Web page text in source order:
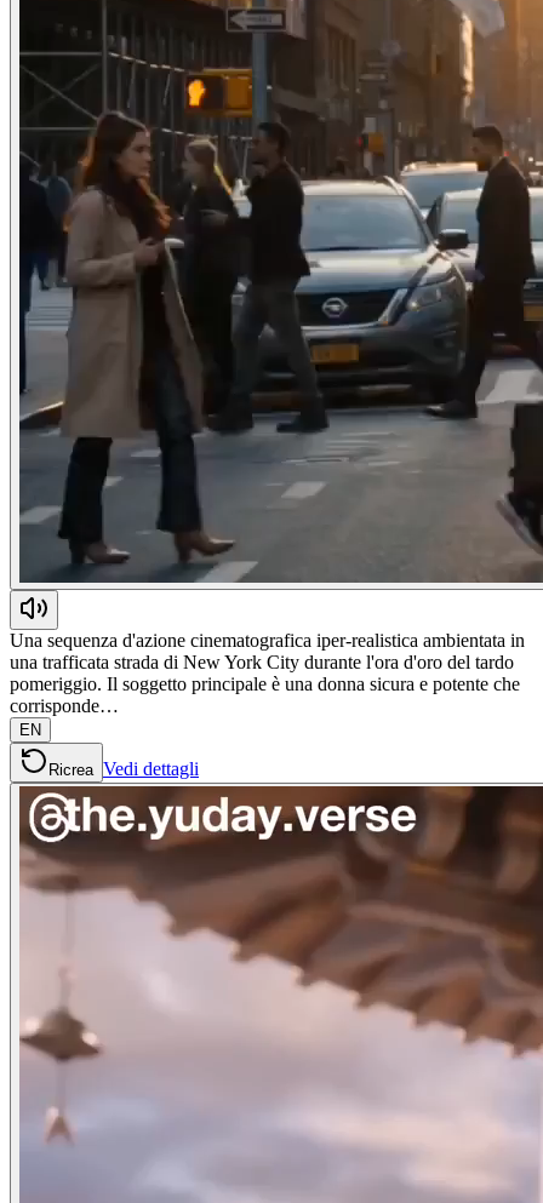
Una sequenza d'azione cinematografica iper-realistica ambientata in
una trafficata strada di New York City durante l'ora d'oro del tardo
pomeriggio. Il soggetto principale è una donna sicura e potente che
corrisponde…
EN
Ricrea Vedi dettagli